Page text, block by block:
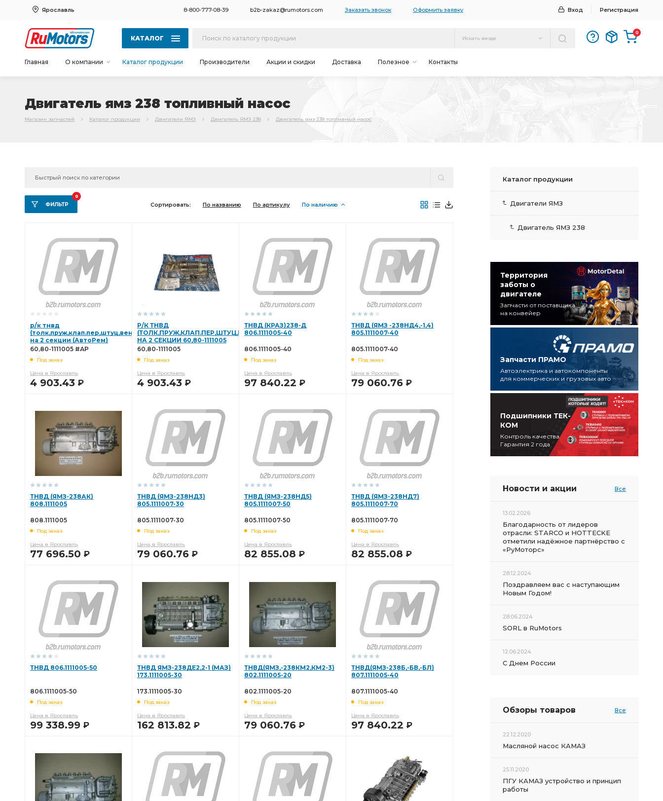
Ярославль 8-800-777-08-39 b2b-zakaz@rumotors.com Заказать звонок Оформить заявку Вход Регистрация
КАТАЛОГ Искать везде
0
Главная О компании Каталог продукции Производители Акции и скидки Доставка Полезное Контакты
Двигатель ямз 238 топливный насос
Магазин запчастей Каталог продукции Двигатели ЯМЗ Двигатель ЯМЗ 238 Двигатель ямз 238 топливный насос
ФИЛЬТР
0
Сортировать: По названию По артикулу По наличию
р/к тнвд
(толк,пруж,клап.пер,штуц,вен)
на 2 секции (АвтоРем)
60,80-1111005 #АР
60,80-1111005 #АР
Под заказ
Цена в Ярославль
4 903.43 Р
Р/К ТНВД
(ТОЛК,ПРУЖ,КЛАП.ПЕР,ШТУЦ,ВЕН)
НА 2 СЕКЦИИ 60,80-1111005
60,80-1111005
Под заказ
Цена в Ярославль
4 903.43 Р
ТНВД (КРАЗ)238-Д
806.1111005-40
806.1111005-40
Под заказ
Цена в Ярославль
97 840.22 Р
ТНВД (ЯМЗ -238НД4,-1,4)
805.1111007-40
805.1111007-40
Под заказ
Цена в Ярославль
79 060.76 Р
ТНВД (ЯМЗ-238АК)
808.1111005
808.1111005
Под заказ
Цена в Ярославль
77 696.50 Р
ТНВД (ЯМЗ-238НД3)
805.1111007-30
805.1111007-30
Под заказ
Цена в Ярославль
79 060.76 Р
ТНВД (ЯМЗ-238НД5)
805.1111007-50
805.1111007-50
Под заказ
Цена в Ярославль
82 855.08 Р
ТНВД (ЯМЗ-238НД7)
805.1111007-70
805.1111007-70
Под заказ
Цена в Ярославль
82 855.08 Р
ТНВД 806.1111005-50
806.1111005-50
Под заказ
Цена в Ярославль
99 338.99 Р
ТНВД ЯМЗ-238ДЕ2,2-1 (МАЗ)
173.1111005-30
173.1111005-30
Под заказ
Цена в Ярославль
162 813.82 Р
ТНВД(ЯМЗ,-238КМ2,КМ2-3)
802.1111005-20
802.1111005-20
Под заказ
Цена в Ярославль
79 060.76 Р
ТНВД(ЯМЗ-238Б,-БВ,-БЛ)
807.1111005-40
807.1111005-40
Под заказ
Цена в Ярославль
97 840.22 Р
Каталог продукции
Двигатели ЯМЗ
Двигатель ЯМЗ 238
Территория
заботы о
двигателе
Запчасти от поставщика
на конвейер
Запчасти ПРАМО
Автоэлектрика и автокомпоненты
для коммерческих и грузовых авто
Подшипники ТЕК-
КОМ
Контроль качества
Гарантия 2 года
Новости и акции Все
13.02.2026
Благодарность от лидеров
отрасли: STARCO и HOTTECKE
отметили надёжное партнёрство с
«РуМоторс»
28.12.2024
Поздравляем вас с наступающим
Новым Годом!
28.06.2024
SORL в RuMotors
12.06.2024
С Днем России
Обзоры товаров Все
22.12.2020
Масляной насос КАМАЗ
25.11.2020
ПГУ КАМАЗ устройство и принцип
работы